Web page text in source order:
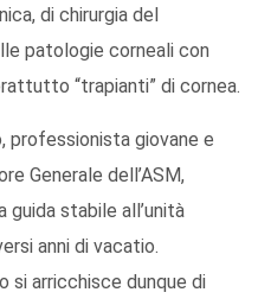
di chirurgia del
patologie corneali con
“trapianti” di cornea.
professionista giovane e
Generale dell’ASM,
guida stabile all’unità
anni di vacatio.
si arricchisce dunque di